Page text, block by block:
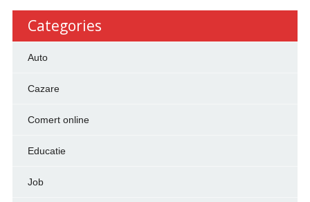
Categories
Auto
Cazare
Comert online
Educatie
Job